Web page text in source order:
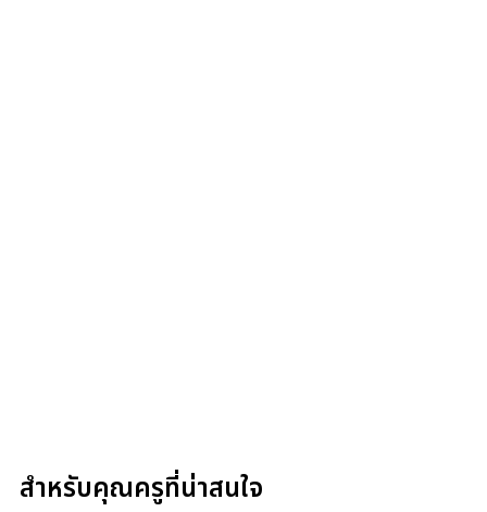
สำหรับคุณครูที่น่าสนใจ